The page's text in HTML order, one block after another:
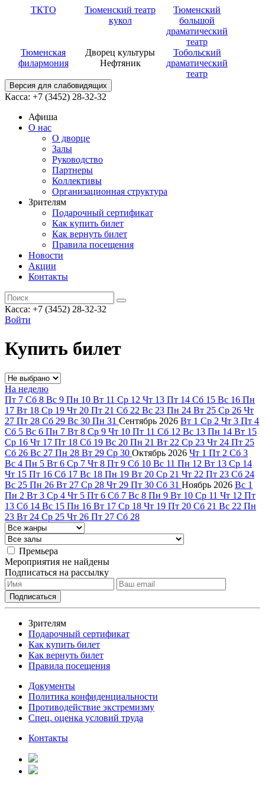
ТКТО
Тюменский театр
кукол
Тюменский
большой
драматический
театр
Тюменская
филармония
Дворец культуры
Нефтяник
Тобольский
драматический
театр
Версия для слабовидящих
Касса: +7 (3452) 28-32-32
Афиша
О нас
О дворце
Залы
Руководство
Партнеры
Коллективы
Организационная структура
Зрителям
Подарочный сертификат
Как купить билет
Как вернуть билет
Правила посещения
Новости
Акции
Контакты
Касса: +7 (3452) 28-32-32
Войти
Купить билет
На неделю
Пт 7 Сб 8 Вс 9 Пн 10 Вт 11 Ср 12 Чт 13 Пт 14 Сб 15 Вс 16 Пн
17 Вт 18 Ср 19 Чт 20 Пт 21 Сб 22 Вс 23 Пн 24 Вт 25 Ср 26 Чт
27 Пт 28 Сб 29 Вс 30 Пн 31 Сентябрь 2026 Вт 1 Ср 2 Чт 3 Пт 4
Сб 5 Вс 6 Пн 7 Вт 8 Ср 9 Чт 10 Пт 11 Сб 12 Вс 13 Пн 14 Вт 15
Ср 16 Чт 17 Пт 18 Сб 19 Вс 20 Пн 21 Вт 22 Ср 23 Чт 24 Пт 25
Сб 26 Вс 27 Пн 28 Вт 29 Ср 30 Октябрь 2026 Чт 1 Пт 2 Сб 3
Вс 4 Пн 5 Вт 6 Ср 7 Чт 8 Пт 9 Сб 10 Вс 11 Пн 12 Вт 13 Ср 14
Чт 15 Пт 16 Сб 17 Вс 18 Пн 19 Вт 20 Ср 21 Чт 22 Пт 23 Сб 24
Вс 25 Пн 26 Вт 27 Ср 28 Чт 29 Пт 30 Сб 31 Ноябрь 2026 Вс 1
Пн 2 Вт 3 Ср 4 Чт 5 Пт 6 Сб 7 Вс 8 Пн 9 Вт 10 Ср 11 Чт 12 Пт
13 Сб 14 Вс 15 Пн 16 Вт 17 Ср 18 Чт 19 Пт 20 Сб 21 Вс 22 Пн
23 Вт 24 Ср 25 Чт 26 Пт 27 Сб 28
Премьера
Мероприятия не найдены
Подписаться на рассылку
Зрителям
Подарочный сертификат
Как купить билет
Как вернуть билет
Правила посещения
Документы
Политика конфиденциальности
Противодействие экстремизму
Спец. оценка условий труда
Контакты